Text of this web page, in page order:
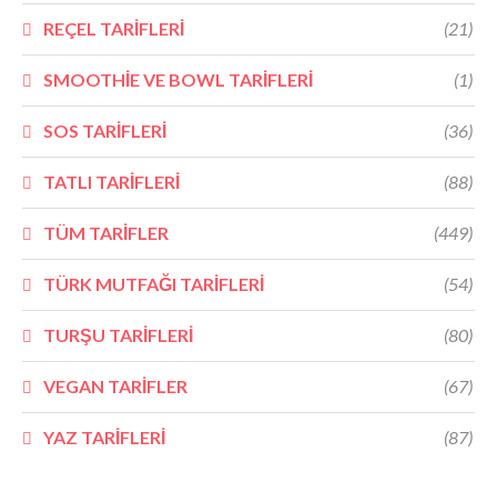
REÇEL TARİFLERİ (21)
SMOOTHİE VE BOWL TARİFLERİ (1)
SOS TARİFLERİ (36)
TATLI TARİFLERİ (88)
TÜM TARİFLER (449)
TÜRK MUTFAĞI TARİFLERİ (54)
TURŞU TARİFLERİ (80)
VEGAN TARİFLER (67)
YAZ TARİFLERİ (87)